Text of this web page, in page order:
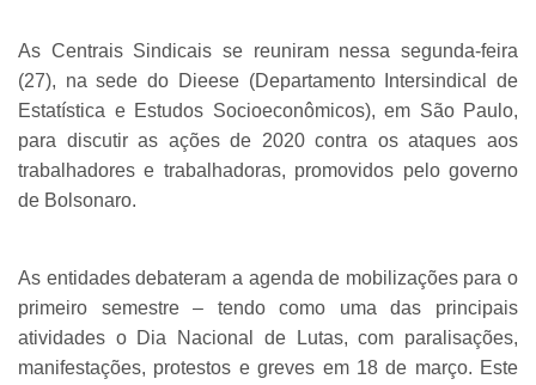
As Centrais Sindicais se reuniram nessa segunda-feira
(27), na sede do Dieese (Departamento Intersindical de
Estatística e Estudos Socioeconômicos), em São Paulo,
para discutir as ações de 2020 contra os ataques aos
trabalhadores e trabalhadoras, promovidos pelo governo
de Bolsonaro.
As entidades debateram a agenda de mobilizações para o
primeiro semestre – tendo como uma das principais
atividades o Dia Nacional de Lutas, com paralisações,
manifestações, protestos e greves em 18 de março. Este